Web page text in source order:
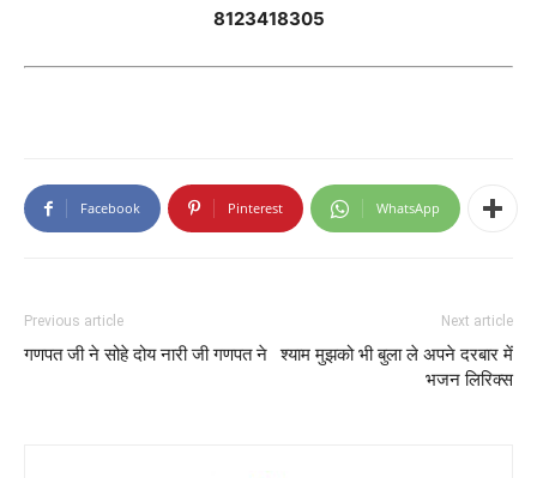
8123418305
Facebook Pinterest WhatsApp
Previous article
गणपत जी ने सोहे दोय नारी जी गणपत ने
Next article
श्याम मुझको भी बुला ले अपने दरबार में
भजन लिरिक्स